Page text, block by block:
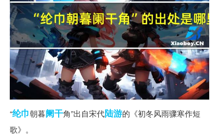
“纶巾朝暮阑干角”出自宋代陆游的《初冬风雨骤寒作短
歌》。